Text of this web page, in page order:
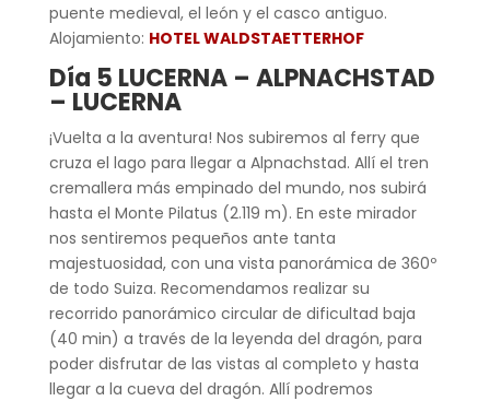
puente medieval, el león y el casco antiguo.
Alojamiento: HOTEL WALDSTAETTERHOF
Día 5 LUCERNA – ALPNACHSTAD
– LUCERNA
¡Vuelta a la aventura! Nos subiremos al ferry que
cruza el lago para llegar a Alpnachstad. Allí el tren
cremallera más empinado del mundo, nos subirá
hasta el Monte Pilatus (2.119 m). En este mirador
nos sentiremos pequeños ante tanta
majestuosidad, con una vista panorámica de 360º
de todo Suiza. Recomendamos realizar su
recorrido panorámico circular de dificultad baja
(40 min) a través de la leyenda del dragón, para
poder disfrutar de las vistas al completo y hasta
llegar a la cueva del dragón. Allí podremos